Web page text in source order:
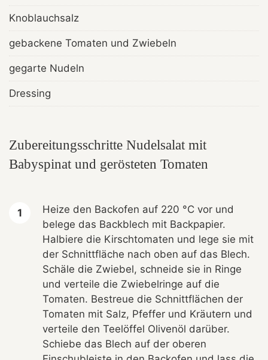
Knoblauchsalz
gebackene Tomaten und Zwiebeln
gegarte Nudeln
Dressing
Zubereitungsschritte Nudelsalat mit
Babyspinat und gerösteten Tomaten
Heize den Backofen auf 220 °C vor und
belege das Backblech mit Backpapier.
Halbiere die Kirschtomaten und lege sie mit
der Schnittfläche nach oben auf das Blech.
Schäle die Zwiebel, schneide sie in Ringe
und verteile die Zwiebelringe auf die
Tomaten. Bestreue die Schnittflächen der
Tomaten mit Salz, Pfeffer und Kräutern und
verteile den Teelöffel Olivenöl darüber.
Schiebe das Blech auf der oberen